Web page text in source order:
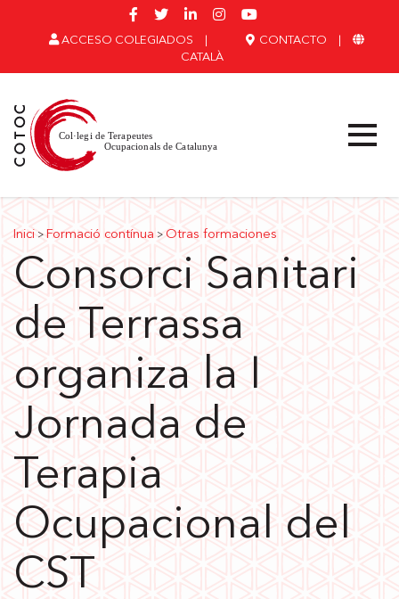
ACCESO COLEGIADOS CONTACTO
CATALÀ
Inici > Formació contínua > Otras formaciones
Consorci Sanitari
de Terrassa
organiza la I
Jornada de
Terapia
Ocupacional del
CST